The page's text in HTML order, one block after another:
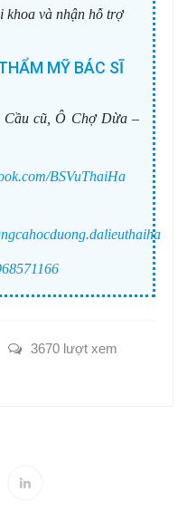
khoa và nhận hỗ trợ
MỸ BÁC SĨ
Cầu cũ, Ô Chợ Dừa –
BSVuThaiHa
3670 lượt xem